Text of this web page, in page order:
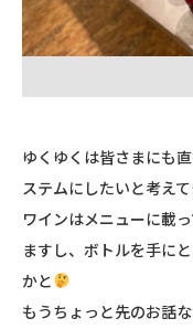
ゆくゆくは皆さまにも
ステムにしたいと考え
ワインはメニューに載
ますし、ボトルを手に
かと
もうちょっと先のお話